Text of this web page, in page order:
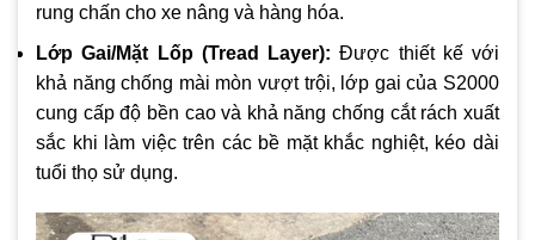
rung chấn cho xe nâng và hàng hóa.
Lớp Gai/Mặt Lốp (Tread Layer): Được thiết kế với
khả năng chống mài mòn vượt trội, lớp gai của S2000
cung cấp độ bền cao và khả năng chống cắt rách xuất
sắc khi làm việc trên các bề mặt khắc nghiệt, kéo dài
tuổi thọ sử dụng.